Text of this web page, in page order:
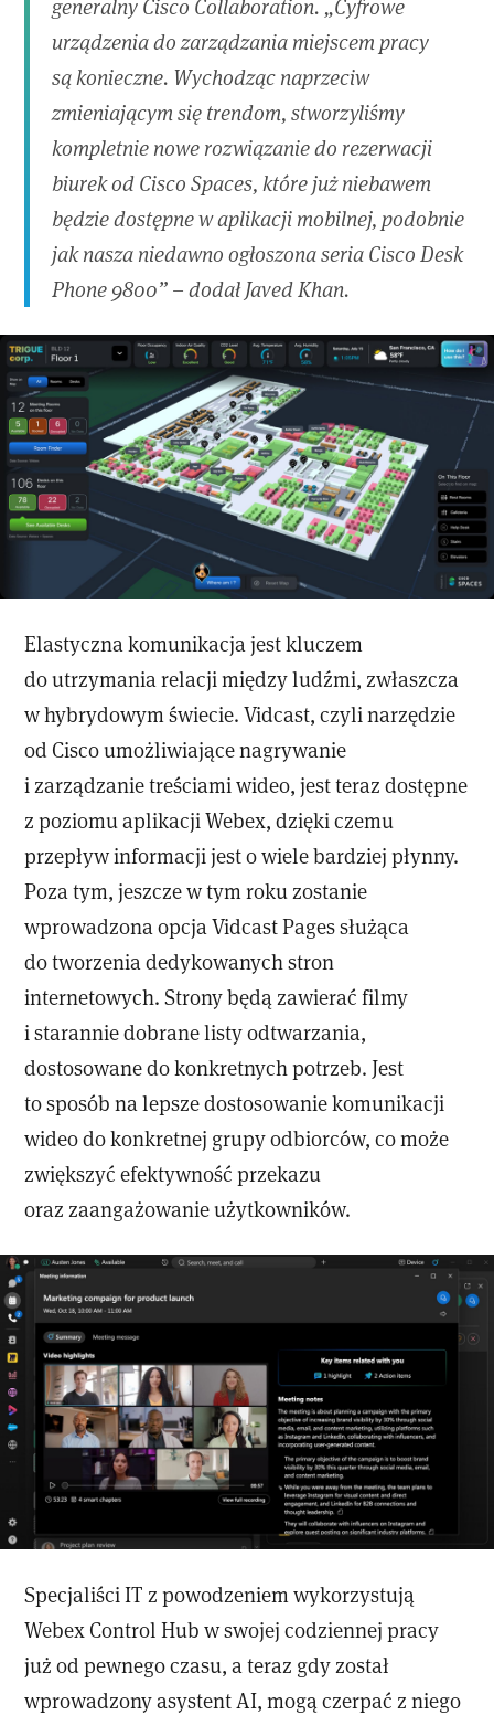
generalny Cisco Collaboration. „Cyfrowe
urządzenia do zarządzania miejscem pracy
są konieczne. Wychodząc naprzeciw
zmieniającym się trendom, stworzyliśmy
kompletnie nowe rozwiązanie do rezerwacji
biurek od Cisco Spaces, które już niebawem
będzie dostępne w aplikacji mobilnej, podobnie
jak nasza niedawno ogłoszona seria Cisco Desk
Phone 9800” – dodał Javed Khan.
Elastyczna komunikacja jest kluczem
do utrzymania relacji między ludźmi, zwłaszcza
w hybrydowym świecie. Vidcast, czyli narzędzie
od Cisco umożliwiające nagrywanie
i zarządzanie treściami wideo, jest teraz dostępne
z poziomu aplikacji Webex, dzięki czemu
przepływ informacji jest o wiele bardziej płynny.
Poza tym, jeszcze w tym roku zostanie
wprowadzona opcja Vidcast Pages służąca
do tworzenia dedykowanych stron
internetowych. Strony będą zawierać filmy
i starannie dobrane listy odtwarzania,
dostosowane do konkretnych potrzeb. Jest
to sposób na lepsze dostosowanie komunikacji
wideo do konkretnej grupy odbiorców, co może
zwiększyć efektywność przekazu
oraz zaangażowanie użytkowników.
Specjaliści IT z powodzeniem wykorzystują
Webex Control Hub w swojej codziennej pracy
już od pewnego czasu, a teraz gdy został
wprowadzony asystent AI, mogą czerpać z niego